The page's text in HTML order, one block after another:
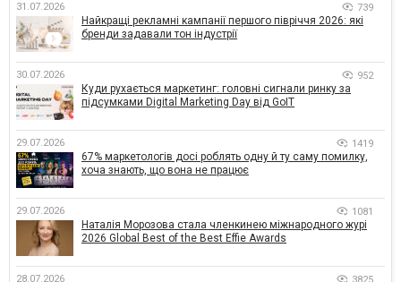
31.07.2026 739
Найкращі рекламні кампанії першого півріччя 2026: які
бренди задавали тон індустрії
30.07.2026 952
Куди рухається маркетинг: головні сигнали ринку за
підсумками Digital Marketing Day від GoIT
29.07.2026 1419
67% маркетологів досі роблять одну й ту саму помилку,
хоча знають, що вона не працює
29.07.2026 1081
Наталія Морозова стала членкинею міжнародного журі
2026 Global Best of the Best Effie Awards
28.07.2026 3825